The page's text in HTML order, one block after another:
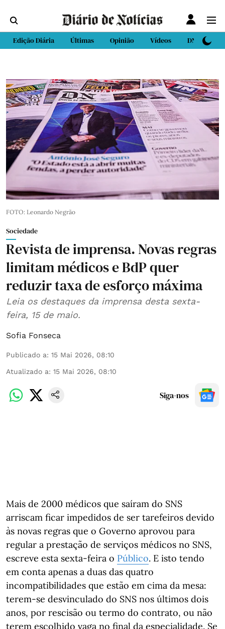
Edição Diária Últimas Opinião Vídeos DN Sport
FOTO: Leonardo Negrão
Sociedade
Revista de imprensa. Novas regras
limitam médicos e BdP quer
reduzir taxa de esforço máxima
Leia os destaques da imprensa desta sexta-
feira, 15 de maio.
Sofia Fonseca
Publicado a: 15 Mai 2026, 08:10
Atualizado a: 15 Mai 2026, 08:10
Siga-nos
Mais de 2000 médicos que saíram do SNS
arriscam ficar impedidos de ser tarefeiros devido
às novas regras que o Governo aprovou para
regular a prestação de serviços médicos no SNS,
escreve esta sexta-feira o Público. E isto tendo
em conta apenas a duas das quatro
incompatibilidades que estão em cima da mesa:
terem-se desvinculado do SNS nos últimos dois
anos, por rescisão ou termo do contrato, ou não
terem escolhido vaga no final da especialidade. Se